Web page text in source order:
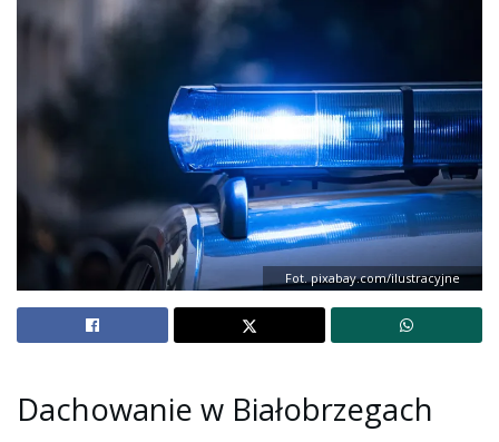
Fot. pixabay.com/ilustracyjne
Dachowanie w Białobrzegach